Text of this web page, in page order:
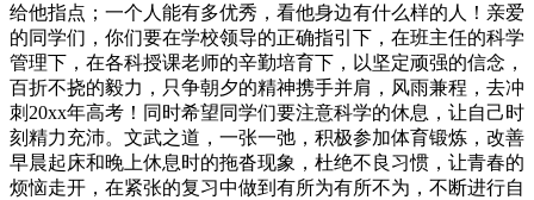
给他指点；一个人能有多优秀，看他身边有什么样的人！亲爱
的同学们，你们要在学校领导的正确指引下，在班主任的科学
管理下，在各科授课老师的辛勤培育下，以坚定顽强的信念，
百折不挠的毅力，只争朝夕的精神携手并肩，风雨兼程，去冲
刺20xx年高考！同时希望同学们要注意科学的休息，让自己时
刻精力充沛。文武之道，一张一弛，积极参加体育锻炼，改善
早晨起床和晚上休息时的拖沓现象，杜绝不良习惯，让青春的
烦恼走开，在紧张的复习中做到有所为有所不为，不断进行自